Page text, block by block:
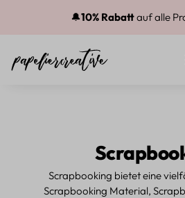
Zum Hauptinhalt springen
🔔10% Rabattauf alle
Scrapbooking bietet eine
Scrapbooking Material,